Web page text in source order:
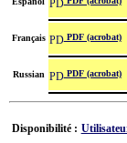
Français PDF (acrobat)
Russian PDF (acrobat)
Disponibilité :